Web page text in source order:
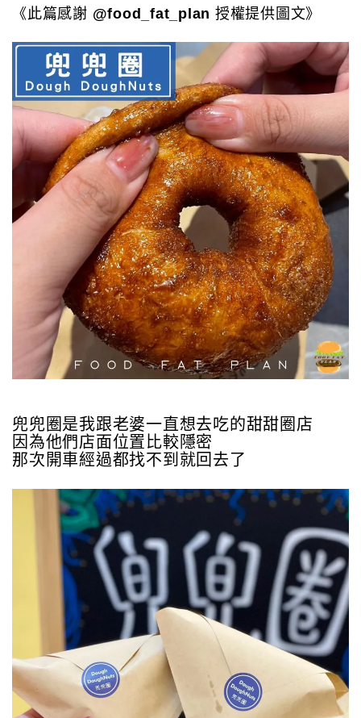
《此篇感謝 @food_fat_plan 授權提供圖文》
兜兜圈是我跟老婆一直想去吃的甜甜圈店
因為他們店面位置比較隱密
那次開車經過都找不到就回去了